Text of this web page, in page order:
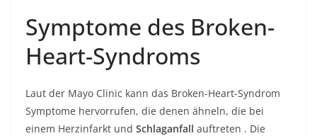
Symptome des Broken-
Heart-Syndroms
Laut der Mayo Clinic kann das Broken-Heart-Syndrom
Symptome hervorrufen, die denen ähneln, die bei
einem Herzinfarkt und Schlaganfall auftreten . Die